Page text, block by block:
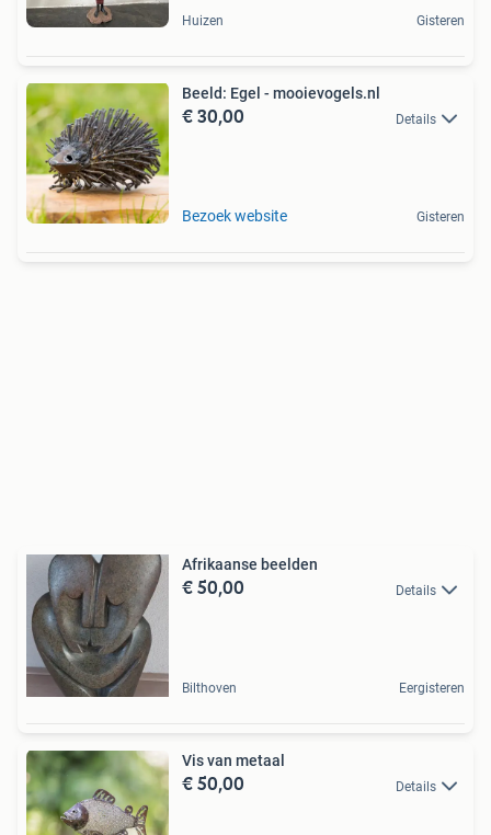
Huizen Gisteren
Beeld: Egel - mooievogels.nl
€ 30,00 Details
Bezoek website Gisteren
Afrikaanse beelden
€ 50,00 Details
Bilthoven Eergisteren
Vis van metaal
€ 50,00 Details